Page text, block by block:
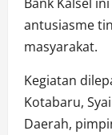
antusiasme
masyarakat.
Kegiatan
Kotabaru,
Daerah,